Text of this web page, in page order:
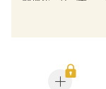
腎機能の値が高い
過敏性腸症候群（